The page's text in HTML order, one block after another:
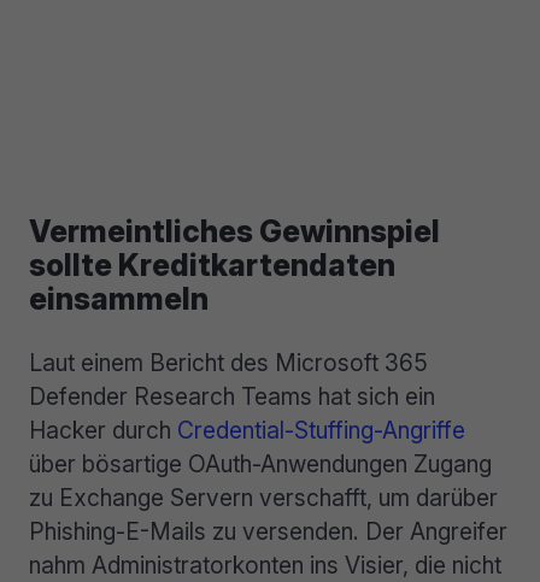
Vermeintliches Gewinnspiel
sollte Kreditkartendaten
einsammeln
Laut einem Bericht des Microsoft 365
Defender Research Teams hat sich ein
Hacker durch Credential-Stuffing-Angriffe
über bösartige OAuth-Anwendungen Zugang
zu Exchange Servern verschafft, um darüber
Phishing-E-Mails zu versenden. Der Angreifer
nahm Administratorkonten ins Visier, die nicht